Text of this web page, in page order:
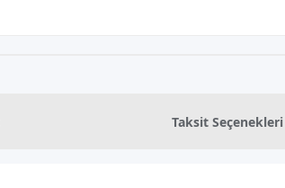
Taksit Seçenekleri